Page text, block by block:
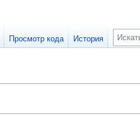
Просмотр кода История
П
о
к